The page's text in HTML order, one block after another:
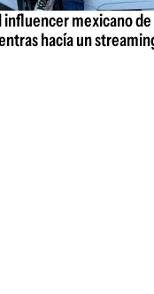
mexicano de
hacía un